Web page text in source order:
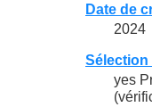
Date de
2024
yes